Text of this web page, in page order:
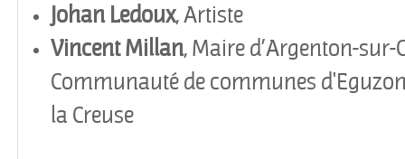
Johan Ledoux, Artiste
Vincent Millan, Maire d’Argenton-sur-
Communauté de communes
la Creuse